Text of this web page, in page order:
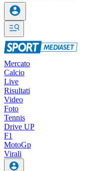
Mercato
Calcio
Live
Risultati
Video
Foto
Tennis
Drive UP
F1
MotoGp
Virali